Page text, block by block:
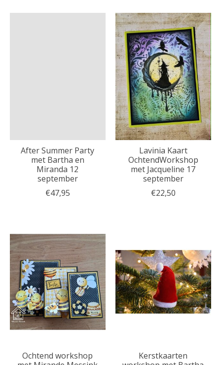
After Summer Party
met Bartha en
Miranda 12
september
€47,95
Lavinia Kaart
OchtendWorkshop
met Jacqueline 17
september
€22,50
Ochtend workshop
Kerstkaarten